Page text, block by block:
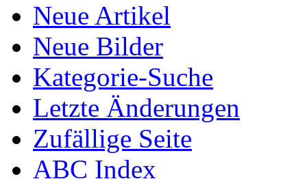
Neue Artikel
Neue Bilder
Kategorie-Suche
Letzte Änderungen
Zufällige Seite
ABC Index